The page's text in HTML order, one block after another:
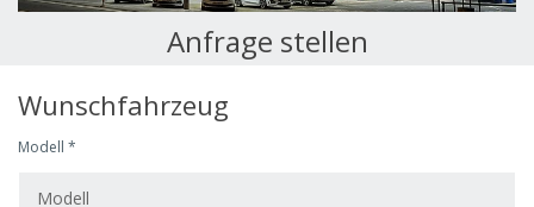
Anfrage stellen
Wunschfahrzeug
Modell *